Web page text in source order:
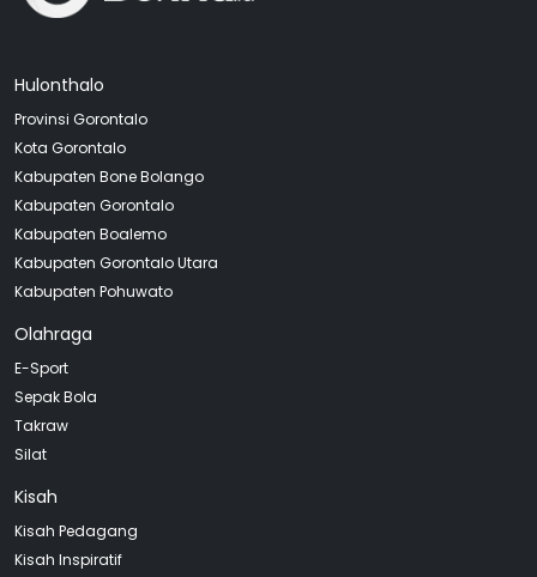
Hulonthalo
Provinsi Gorontalo
Kota Gorontalo
Kabupaten Bone Bolango
Kabupaten Gorontalo
Kabupaten Boalemo
Kabupaten Gorontalo Utara
Kabupaten Pohuwato
Olahraga
E-Sport
Sepak Bola
Takraw
Silat
Kisah
Kisah Pedagang
Kisah Inspiratif